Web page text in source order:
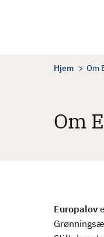
Hjem Om
Om
Europalov